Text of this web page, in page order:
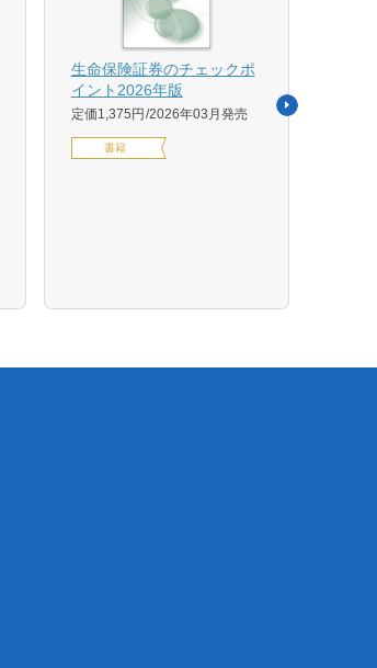
生命保険証券のチェックポ
イント2026年版
定価1,375円 2026年03月発売
書籍